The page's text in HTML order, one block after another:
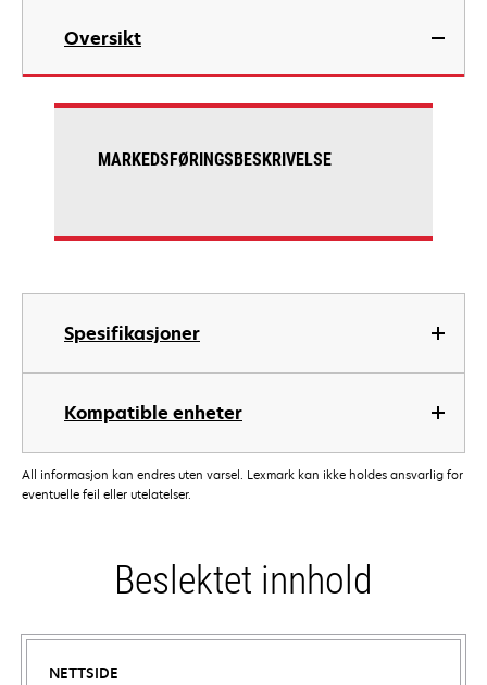
Oversikt
Spesifikasjoner
Kompatible enheter
MARKEDSFØRINGSBESKRIVELSE
All informasjon kan endres uten varsel. Lexmark kan ikke holdes ansvarlig for
eventuelle feil eller utelatelser.
Beslektet innhold
NETTSIDE